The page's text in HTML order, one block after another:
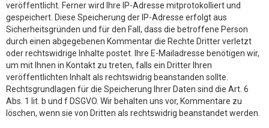
veröffentlicht. Ferner wird Ihre IP-Adresse mitprotokolliert und
gespeichert. Diese Speicherung der IP-Adresse erfolgt aus
Sicherheitsgründen und für den Fall, dass die betroffene Person
durch einen abgegebenen Kommentar die Rechte Dritter verletzt
oder rechtswidrige Inhalte postet. Ihre E-Mailadresse benötigen wir,
um mit Ihnen in Kontakt zu treten, falls ein Dritter Ihren
veröffentlichten Inhalt als rechtswidrig beanstanden sollte.
Rechtsgrundlagen für die Speicherung Ihrer Daten sind die Art. 6
Abs. 1 lit. b und f DSGVO. Wir behalten uns vor, Kommentare zu
löschen, wenn sie von Dritten als rechtswidrig beanstandet werden.